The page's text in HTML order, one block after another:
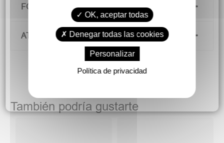
FORMAS DE PAGO
ATENCIÓN AL CLIENTE
También podría gustarte
OK, aceptar todas
Denegar todas las cookies
Personalizar
Política de privacidad